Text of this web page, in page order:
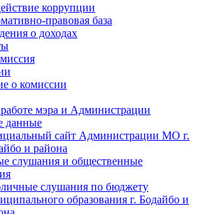
коррупции
правовая база
о доходах
о комиссии
мэра и Администрации
данные
сайт Администрации МО г.
и района
слушания и общественные
слушания по бюджету
образования г. Бодайбо и